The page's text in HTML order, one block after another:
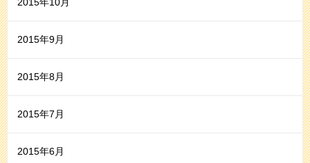
2015年9月
2015年8月
2015年7月
2015年6月